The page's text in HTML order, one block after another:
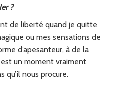
?
de liberté quand je quitte
ou mes sensations de
d’apesanteur, à de la
un moment vraiment
qu’il nous procure.